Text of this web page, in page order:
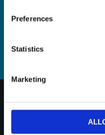
Preferences
Statistics
Marketing
Dina personuppgifter